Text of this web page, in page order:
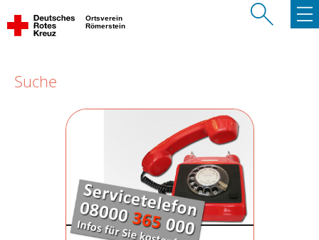
Ortsverein
Römerstein
Suche